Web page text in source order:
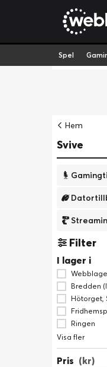
Spel
Hem
Svive
Filter
I lager i
Bredden
Hötorget,
Ringen
Visa fler
Pris (kr)